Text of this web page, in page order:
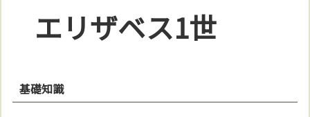
エリザベス1世
基礎知識